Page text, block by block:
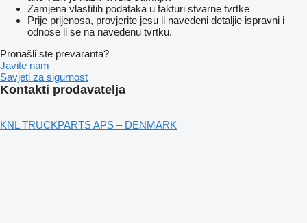
Zamjena vlastitih podataka u fakturi stvarne tvrtke
Prije prijenosa, provjerite jesu li navedeni detaljie ispravni i
odnose li se na navedenu tvrtku.
Pronašli ste prevaranta?
Javite nam
Savjeti za sigurnost
Kontakti prodavatelja
KNL TRUCKPARTS APS – DENMARK